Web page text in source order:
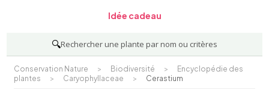
Idée cadeau
🔍Rechercher une plante par nom ou critères
Conservation Nature > Biodiversité >
Encyclopédie des
plantes
> Caryophyllaceae > Cerastium